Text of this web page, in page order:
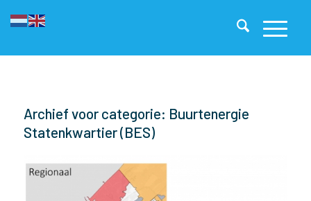
Archief voor categorie: Buurtenergie
Statenkwartier (BES)